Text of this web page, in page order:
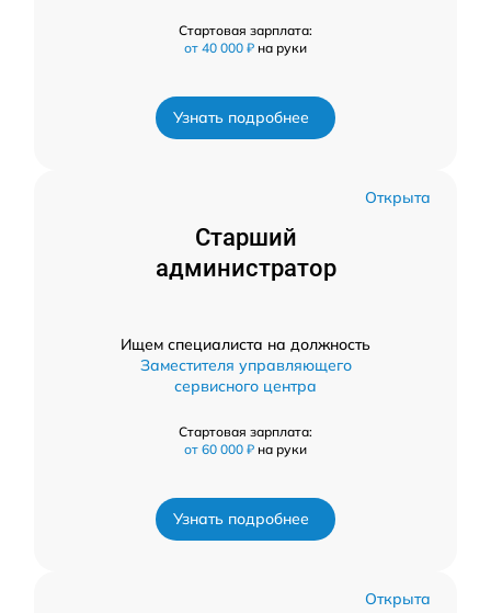
Стартовая зарплата:
от 40 000 ₽ на руки
Узнать подробнее
Открыта
Старший
администратор
Ищем специалиста на должность
Заместителя управляющего
сервисного центра
Стартовая зарплата:
от 60 000 ₽ на руки
Узнать подробнее
Открыта